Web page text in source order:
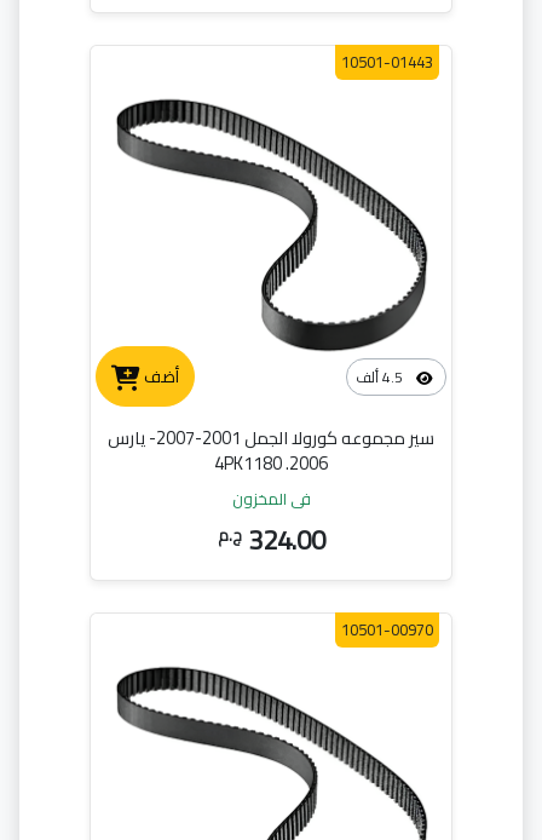
أضف
10501-01443
سير مجموعه كورولا الجمل 2001-2007- يارس
2006. 4PK1180
في المخزون
324.00 ج.م
10501-00970